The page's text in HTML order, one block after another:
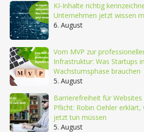
KI-Inhalte richtig
Unternehmen jetzt wissen
6. August
Vom MVP zur
Infrastruktur: Was Startups
Wachstumsphase brauchen
5. August
Barrierefreiheit für Websites
Pflicht: Robin Oehler
jetzt tun müssen
5. August